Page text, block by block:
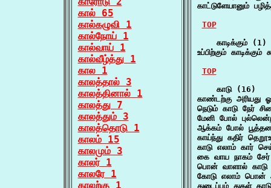
கால் 65
கால்கழுவி 1
கால்நோய் 1
கால்வாய் 1
கால்வீழ்த்து 1
கால 1
காலத்தால் 3
காலத்தினால் 1
காலத்து 7
காலத்தும் 3
காலத்தொடு 1
காலம் 15
காலமும் 3
காலர் 1
காலரே 1
காலற்கு 1
காட்டுளேயானும்
TOP
    காடிக்கும் (1)
உப்பிற்கும்
TOP
    காடு (16)
காண்டற்கு அரியது
நெடும் காடு நேர்
மேனி போல்
ஆக்கம் போல்
காய்ந்து கதிர்
காடு எலாம் கார்
கை வாய நாகம்
பொன் வாளால்
கோடு எலாம் பொன்
துடைப்பம் துகள்